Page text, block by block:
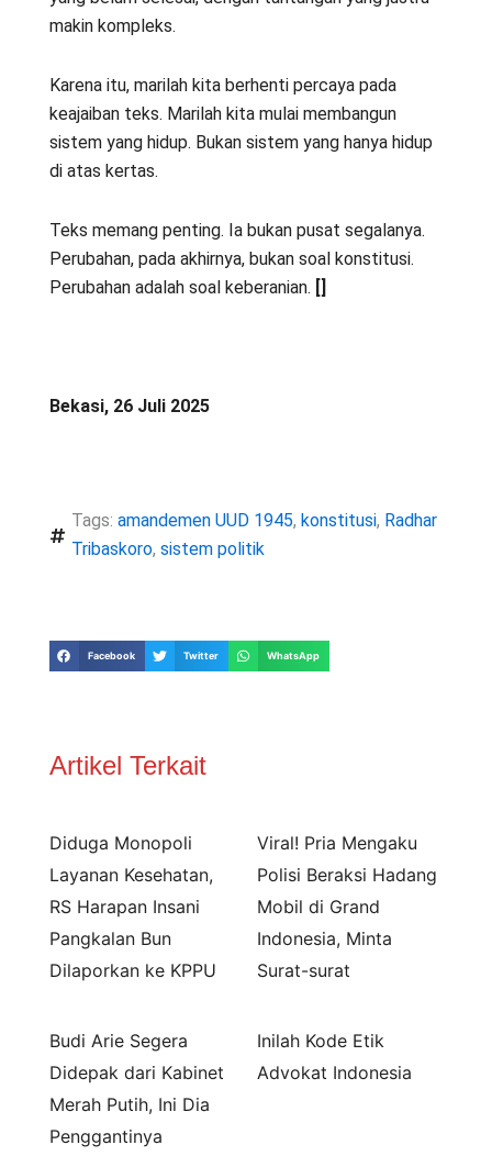
makin kompleks.
Karena itu, marilah kita berhenti percaya pada
keajaiban teks. Marilah kita mulai membangun
sistem yang hidup. Bukan sistem yang hanya hidup
di atas kertas.
Teks memang penting. Ia bukan pusat segalanya.
Perubahan, pada akhirnya, bukan soal konstitusi.
Perubahan adalah soal keberanian. []
Bekasi, 26 Juli 2025
Tags: amandemen UUD 1945, konstitusi, Radhar
Tribaskoro, sistem politik
Facebook Twitter WhatsApp
Artikel Terkait
Diduga Monopoli
Layanan Kesehatan,
RS Harapan Insani
Pangkalan Bun
Dilaporkan ke KPPU
Viral! Pria Mengaku
Polisi Beraksi Hadang
Mobil di Grand
Indonesia, Minta
Surat-surat
Budi Arie Segera
Didepak dari Kabinet
Merah Putih, Ini Dia
Penggantinya
Inilah Kode Etik
Advokat Indonesia